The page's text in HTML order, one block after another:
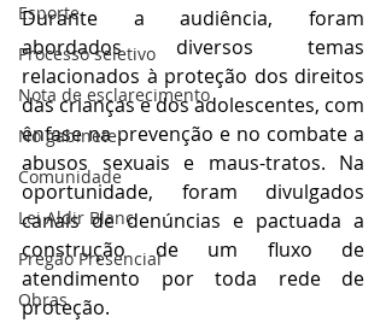
Esporte
Processo seletivo
Nota de esclarecimento
No gabinete
Comunidade
Lei Aldir Blanc
Pregão Presencial
Obras
Durante a audiência, foram
abordados diversos temas
relacionados à proteção dos direitos
das crianças e dos adolescentes, com
ênfase na prevenção e no combate a
abusos sexuais e maus-tratos. Na
oportunidade, foram divulgados
canais de denúncias e pactuada a
construção de um fluxo de
atendimento por toda rede de
proteção.